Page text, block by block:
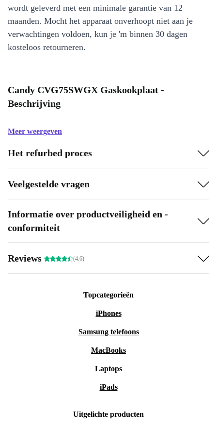
wordt geleverd met een minimale garantie van 12
maanden. Mocht het apparaat onverhoopt niet aan je
verwachtingen voldoen, kun je 'm binnen 30 dagen
kosteloos retourneren.
Candy CVG75SWGX Gaskookplaat -
Beschrijving
Meer weergeven
Het refurbed proces
Veelgestelde vragen
Informatie over productveiligheid en -
conformiteit
Reviews (4.6)
Topcategorieën
iPhones
Samsung telefoons
MacBooks
Laptops
iPads
Uitgelichte producten